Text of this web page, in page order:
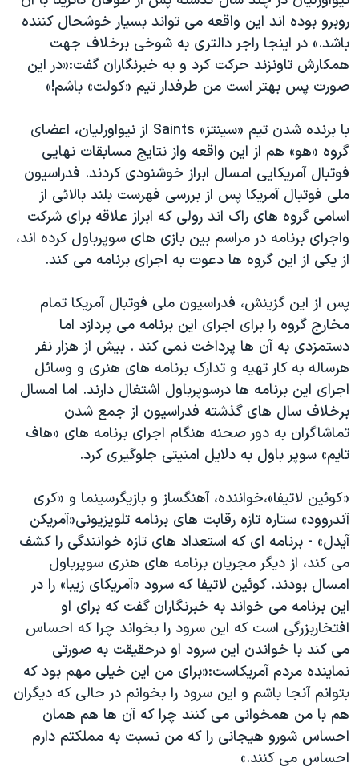
روبرو بوده اند این واقعه می تواند بسیار خوشحال کننده
باشد.» در اینجا راجر دالتری به شوخی برخلاف جهت
همکارش تاونزند حرکت کرد و به خبرنگاران گفت:«در این
صورت پس بهتر است من طرفدار تیم «کولت» باشم!»
با برنده شدن تیم «سینتز» Saints از نیواورلیان، اعضای
گروه «هو» هم از این واقعه واز نتایج مسابقات نهایی
فوتبال آمریکایی امسال ابراز خوشنودی کردند. فدراسیون
ملی فوتبال آمریکا پس از بررسی فهرست بلند بالائی از
اسامی گروه های راک اند رولی که ابراز علاقه برای شرکت
واجرای برنامه در مراسم بین بازی های سوپرباول کرده اند،
از یکی از این گروه ها دعوت به اجرای برنامه می کند.
پس از این گزینش، فدراسیون ملی فوتبال آمریکا تمام
مخارج گروه را برای اجرای این برنامه می پردازد اما
دستمزدی به آن ها پرداخت نمی کند . بیش از هزار نفر
هرساله به کار تهیه و تدارک برنامه های هنری و وسائل
اجرای این برنامه ها درسوپرباول اشتغال دارند. اما امسال
برخلاف سال های گذشته فدراسیون از جمع شدن
تماشاگران به دور صحنه هنگام اجرای برنامه های «هاف
تایم» سوپر باول به دلایل امنیتی جلوگیری کرد.
«کوئین لاتیفا»،خواننده، آهنگساز و بازیگرسینما و «کری
آندروود» ستاره تازه رقابت های برنامه تلویزیونی«آمریکن
آیدل» - برنامه ای که استعداد های تازه خوانندگی را کشف
می کند، از دیگر مجریان برنامه های هنری سوپرباول
امسال بودند. کوئین لاتیفا که سرود «آمریکای زیبا» را در
این برنامه می خواند به خبرنگاران گفت که برای او
افتخاربزرگی است که این سرود را بخواند چرا که احساس
می کند با خواندن این سرود او درحقیقت به صورتی
نماینده مردم آمریکاست:«برای من این خیلی مهم بود که
بتوانم آنجا باشم و این سرود را بخوانم در حالی که دیگران
هم با من همخوانی می کنند چرا که آن ها هم همان
احساس شورو هیجانی را که من نسبت به مملکتم دارم
احساس می کنند.»